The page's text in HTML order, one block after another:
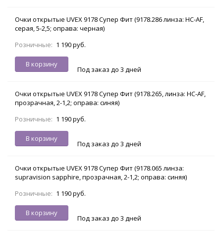
Очки открытые UVEX 9178 Супер Фит (9178.286 линза: HC-AF,
серая, 5-2,5; оправа: черная)
Розничные: 1 190 руб.
В корзину
Под заказ до 3 дней
Очки открытые UVEX 9178 Супер Фит (9178.265, линза: HC-AF,
прозрачная, 2-1,2; оправа: синяя)
Розничные: 1 190 руб.
В корзину
Под заказ до 3 дней
Очки открытые UVEX 9178 Супер Фит (9178.065 линза:
supravision sapphire, прозрачная, 2-1,2; оправа: синяя)
Розничные: 1 190 руб.
В корзину
Под заказ до 3 дней